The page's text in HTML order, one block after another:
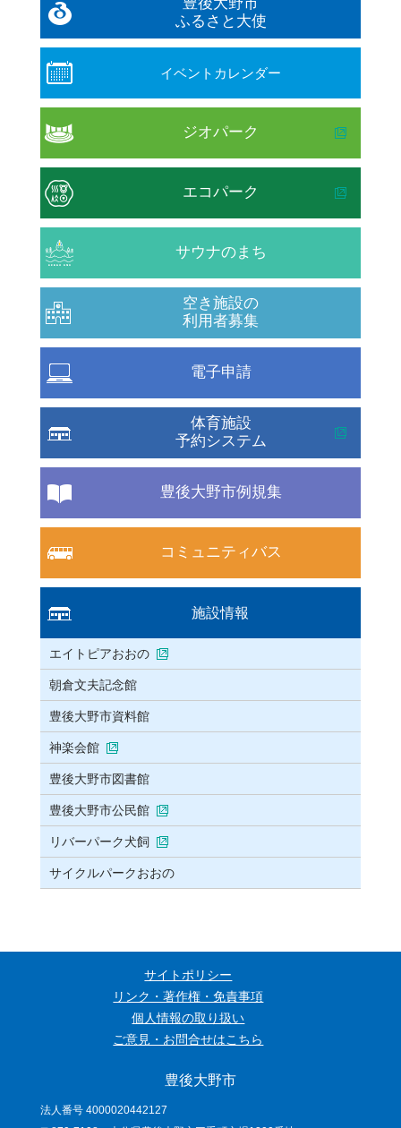
ふるさと大使
イベントカレンダー
ジオパーク
エコパーク
サウナのまち
空き施設の
利用者募集
電子申請
体育施設
予約システム
豊後大野市例規集
コミュニティバス
施設情報
エイトピアおおの
朝倉文夫記念館
豊後大野市資料館
神楽会館
豊後大野市図書館
豊後大野市公民館
リバーパーク犬飼
サイクルパークおおの
サイトポリシー
リンク・著作権・免責事項
個人情報の取り扱い
ご意見・お問合せはこちら
豊後大野市
法人番号 4000020442127